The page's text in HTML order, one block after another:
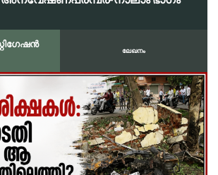
ലേഖനം